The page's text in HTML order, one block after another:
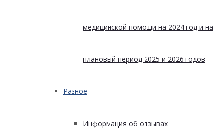
медицинской помощи на 2024 год и на
плановый период 2025 и 2026 годов
Разное
Информация об отзывах